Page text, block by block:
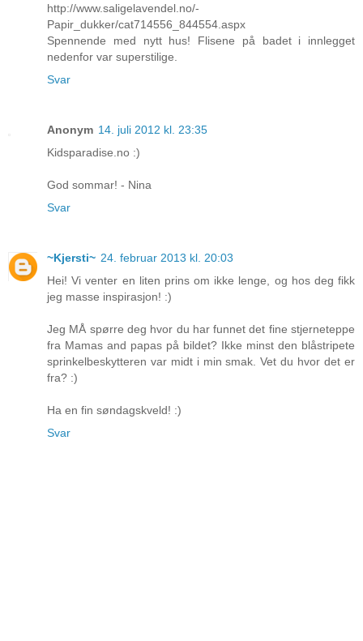
http://www.saligelavendel.no/-
Papir_dukker/cat714556_844554.aspx
Spennende med nytt hus! Flisene på badet i innlegget
nedenfor var superstilige.
Svar
Anonym 14. juli 2012 kl. 23:35
Kidsparadise.no :)
God sommar! - Nina
Svar
~Kjersti~ 24. februar 2013 kl. 20:03
Hei! Vi venter en liten prins om ikke lenge, og hos deg fikk
jeg masse inspirasjon! :)
Jeg MÅ spørre deg hvor du har funnet det fine stjerneteppe
fra Mamas and papas på bildet? Ikke minst den blåstripete
sprinkelbeskytteren var midt i min smak. Vet du hvor det er
fra? :)
Ha en fin søndagskveld! :)
Svar